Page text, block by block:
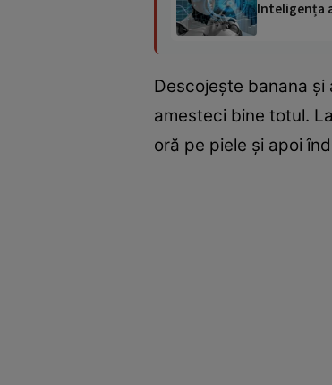
Inteligența
Descojeşte banana
amesteci bine totul.
oră pe piele şi apoi